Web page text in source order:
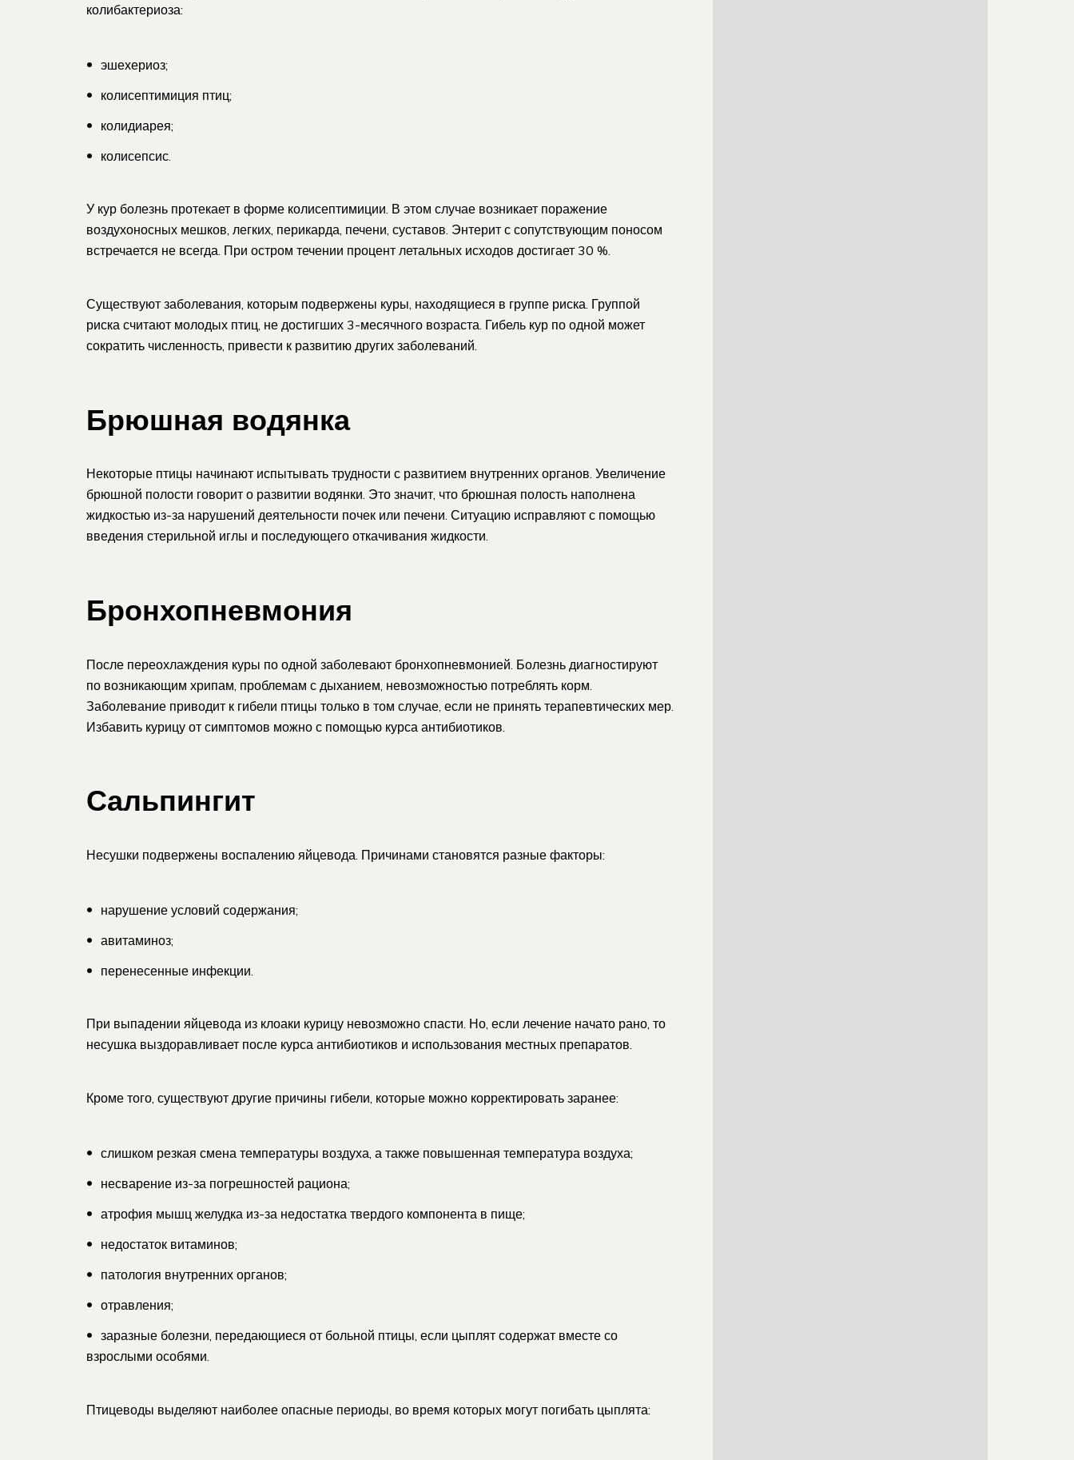
колибактериоза:
эшехериоз;
колисептимиция птиц;
колидиарея;
колисепсис.
У кур болезнь протекает в форме колисептимиции. В этом случае возникает поражение
воздухоносных мешков, легких, перикарда, печени, суставов. Энтерит с сопутствующим поносом
встречается не всегда. При остром течении процент летальных исходов достигает 30 %.
Существуют заболевания, которым подвержены куры, находящиеся в группе риска. Группой
риска считают молодых птиц, не достигших 3-месячного возраста. Гибель кур по одной может
сократить численность, привести к развитию других заболеваний.
Брюшная водянка
Некоторые птицы начинают испытывать трудности с развитием внутренних органов. Увеличение
брюшной полости говорит о развитии водянки. Это значит, что брюшная полость наполнена
жидкостью из-за нарушений деятельности почек или печени. Ситуацию исправляют с помощью
введения стерильной иглы и последующего откачивания жидкости.
Бронхопневмония
После переохлаждения куры по одной заболевают бронхопневмонией. Болезнь диагностируют
по возникающим хрипам, проблемам с дыханием, невозможностью потреблять корм.
Заболевание приводит к гибели птицы только в том случае, если не принять терапевтических мер.
Избавить курицу от симптомов можно с помощью курса антибиотиков.
Сальпингит
Несушки подвержены воспалению яйцевода. Причинами становятся разные факторы:
нарушение условий содержания;
авитаминоз;
перенесенные инфекции.
При выпадении яйцевода из клоаки курицу невозможно спасти. Но, если лечение начато рано, то
несушка выздоравливает после курса антибиотиков и использования местных препаратов.
Кроме того, существуют другие причины гибели, которые можно корректировать заранее:
слишком резкая смена температуры воздуха, а также повышенная температура воздуха;
несварение из-за погрешностей рациона;
атрофия мышц желудка из-за недостатка твердого компонента в пище;
недостаток витаминов;
патология внутренних органов;
отравления;
заразные болезни, передающиеся от больной птицы, если цыплят содержат вместе со
взрослыми особями.
Птицеводы выделяют наиболее опасные периоды, во время которых могут погибать цыплята: